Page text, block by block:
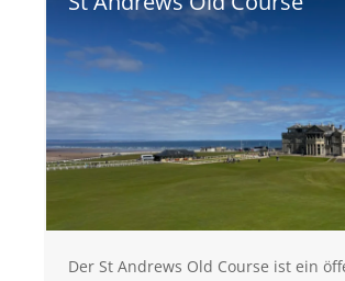
Der St Andrews Old Course ist ein